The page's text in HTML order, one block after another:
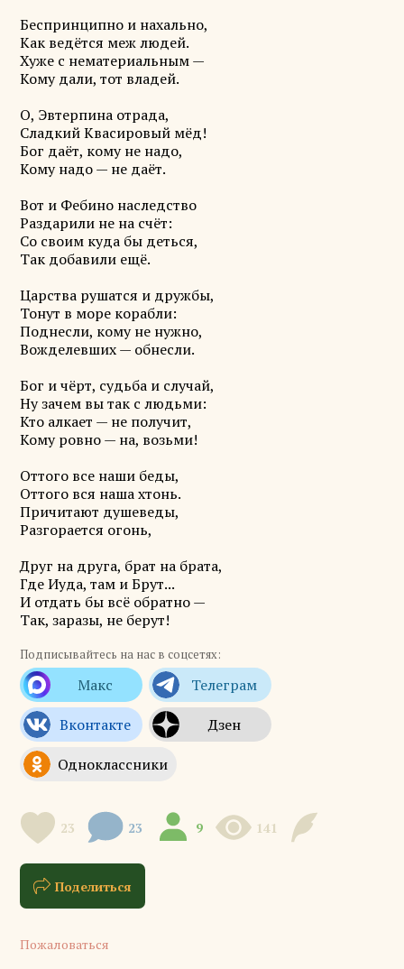
Беспринципно и нахально,
Как ведётся меж людей.
Хуже с нематериальным —
Кому дали, тот владей.
О, Эвтерпина отрада,
Сладкий Квасировый мёд!
Бог даёт, кому не надо,
Кому надо — не даёт.
Вот и Фебино наследство
Раздарили не на счёт:
Со своим куда бы деться,
Так добавили ещё.
Царства рушатся и дружбы,
Тонут в море корабли:
Поднесли, кому не нужно,
Вожделевших — обнесли.
Бог и чёрт, судьба и случай,
Ну зачем вы так с людьми:
Кто алкает — не получит,
Кому ровно — на, возьми!
Оттого все наши беды,
Оттого вся наша хтонь.
Причитают душеведы,
Разгорается огонь,
Друг на друга, брат на брата,
Где Иуда, там и Брут...
И отдать бы всё обратно —
Так, заразы, не берут!
Подписывайтесь на нас в соцсетях:
23 23 9 141
Поделиться
Пожаловаться